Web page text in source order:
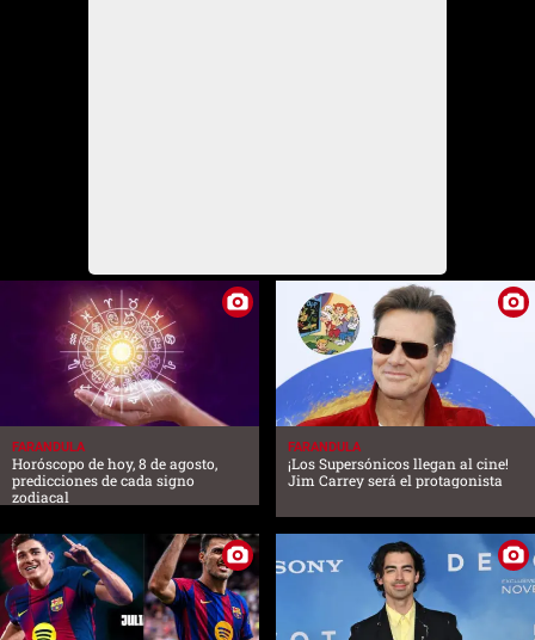
FARANDULA
Horóscopo de hoy, 8 de agosto,
predicciones de cada signo
zodiacal
FARANDULA
¡Los Supersónicos llegan al cine!
Jim Carrey será el protagonista